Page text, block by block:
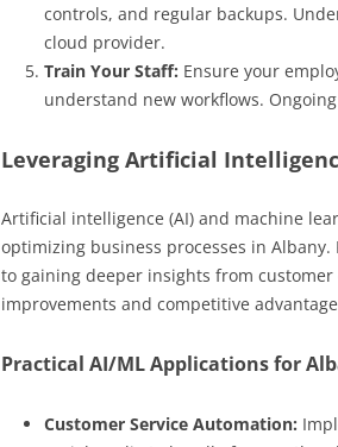
controls, and regular backups.
cloud provider.
Train Your Staff: Ensure your
understand new workflows.
Leveraging Artificial
Artificial intelligence (AI) and machine
optimizing business processes in
to gaining deeper insights from
improvements and competitive
Practical AI/ML Applications for
Customer Service Automation: